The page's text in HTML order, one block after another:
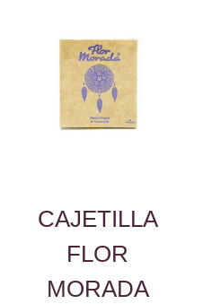
CAJETILLA
FLOR
MORADA